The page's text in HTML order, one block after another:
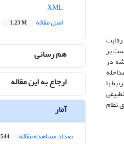
بر
در
با
نظام
اصل مقاله
1.23 M
هم رسانی
ارجاع به این مقاله
آمار
تعداد مشاهده مقاله 544